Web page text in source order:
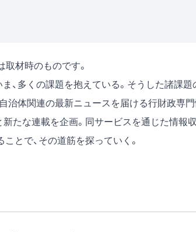
材時のものです。
、多くの課題を抱えている。そうした諸課題
治体関連の最新ニュースを届ける行財政専
たな連載を企画。同サービスを通じた情報収
とで、その道筋を探っていく。